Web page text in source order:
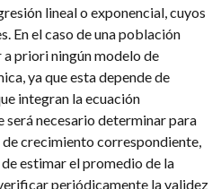
lineal o exponencial, cuyos
En el caso de una población
priori ningún modelo de
ya que esta depende de
integran la ecuación
necesario determinar para
crecimiento correspondiente,
estimar el promedio de la
periódicamente la validez